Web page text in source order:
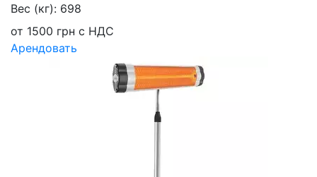
Вес (кг): 698
от 1500 грн с НДС
Арендовать